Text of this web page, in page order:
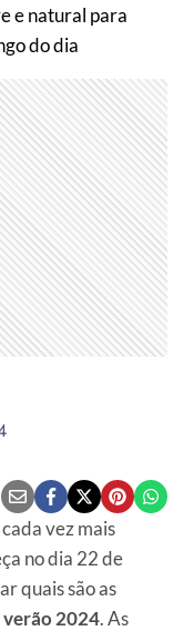
e natural para
do dia
vez mais
no dia 22 de
quais são as
verão 2024. As